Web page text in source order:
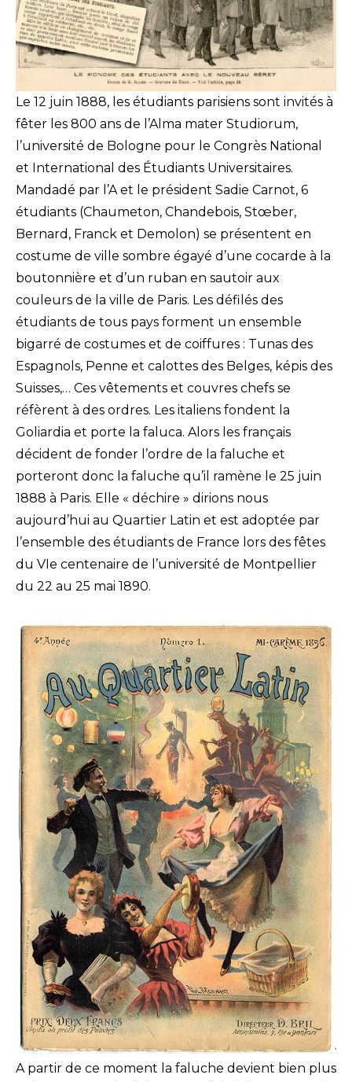
Le 12 juin 1888, les étudiants parisiens sont invités à
fêter les 800 ans de l’Alma mater Studiorum,
l’université de Bologne pour le Congrès National
et International des Étudiants Universitaires.
Mandadé par l’A et le président Sadie Carnot, 6
étudiants (Chaumeton, Chandebois, Stœber,
Bernard, Franck et Demolon) se présentent en
costume de ville sombre égayé d’une cocarde à la
boutonnière et d’un ruban en sautoir aux
couleurs de la ville de Paris. Les défilés des
étudiants de tous pays forment un ensemble
bigarré de costumes et de coiffures : Tunas des
Espagnols, Penne et calottes des Belges, képis des
Suisses,… Ces vêtements et couvres chefs se
réfèrent à des ordres. Les italiens fondent la
Goliardia et porte la faluca. Alors les français
décident de fonder l’ordre de la faluche et
porteront donc la faluche qu’il ramène le 25 juin
1888 à Paris. Elle « déchire » dirions nous
aujourd’hui au Quartier Latin et est adoptée par
l’ensemble des étudiants de France lors des fêtes
du VIe centenaire de l’université de Montpellier
du 22 au 25 mai 1890.
A partir de ce moment la faluche devient bien plus